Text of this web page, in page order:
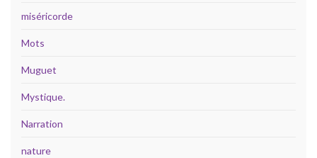
miséricorde
Mots
Muguet
Mystique.
Narration
nature